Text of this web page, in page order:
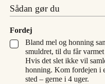
Sådan gør du
Fordej
▢
Bland mel og honning
smuldret, til du får
Hvis det slet ikke vil
honning. Kom fordejen i
sted – gerne i 4 uger.